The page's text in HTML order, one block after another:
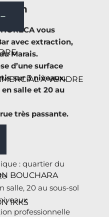
À VENDRE
BOUCHARA
IKKS
bien
vous
avec extraction,
Marais.
d’une surface
sur 3 niveaux.
salle et 20 au
très passante.
: quartier du
salle, 20 au sous-sol
professionnelle